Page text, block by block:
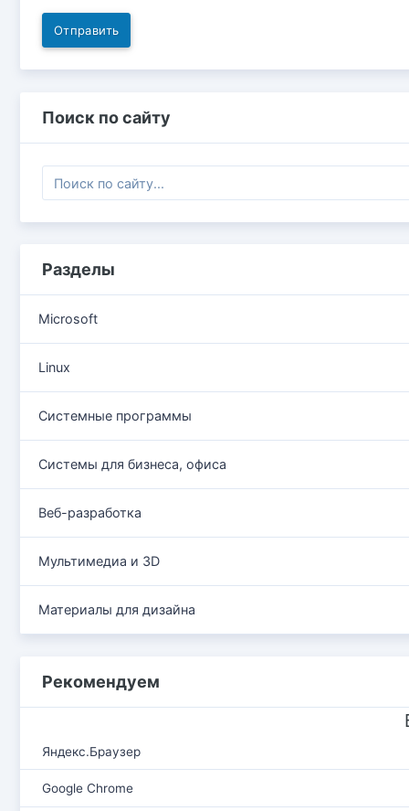
Отправить
Поиск по сайту
Разделы
Microsoft
Linux
Системные программы
Системы для бизнеса, офиса
Веб-разработка
Мультимедиа и 3D
Материалы для дизайна
Рекомендуем
Яндекс.Браузер
Google Chrome